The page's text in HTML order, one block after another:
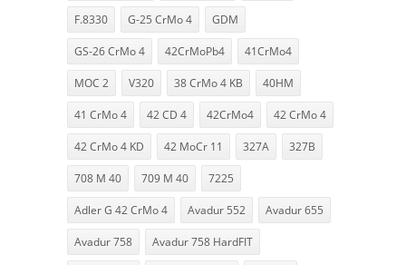
F.8330 G-25 CrMo 4 GDM
GS-26 CrMo 4 42CrMoPb4 41CrMo4
MOC 2 V320 38 CrMo 4 KB 40HM
41 CrMo 4 42 CD 4 42CrMo4 42 CrMo 4
42 CrMo 4 KD 42 MoCr 11 327A 327B
708 M 40 709 M 40 7225
Adler G 42 CrMo 4 Avadur 552 Avadur 655
Avadur 758 Avadur 758 HardFIT